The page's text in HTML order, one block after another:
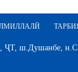
ҶТ, ш.Душанбе,